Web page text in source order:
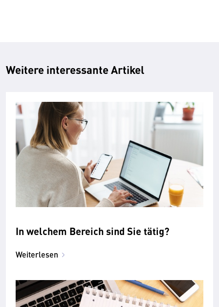
Weitere interessante Artikel
In welchem Bereich sind Sie tätig?
Weiterlesen